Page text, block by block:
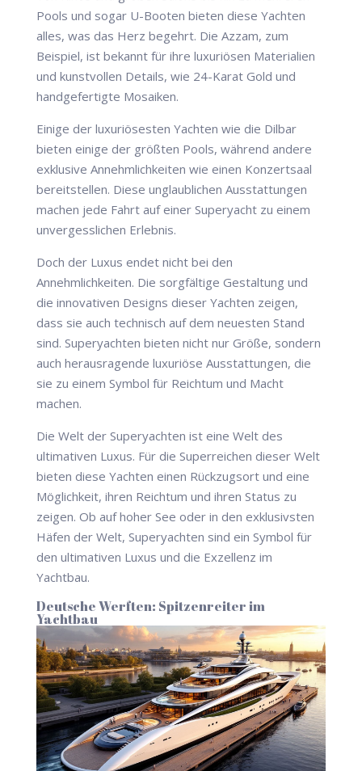
Pools und sogar U-Booten bieten diese Yachten
alles, was das Herz begehrt. Die Azzam, zum
Beispiel, ist bekannt für ihre luxuriösen Materialien
und kunstvollen Details, wie 24-Karat Gold und
handgefertigte Mosaiken.
Einige der luxuriösesten Yachten wie die Dilbar
bieten einige der größten Pools, während andere
exklusive Annehmlichkeiten wie einen Konzertsaal
bereitstellen. Diese unglaublichen Ausstattungen
machen jede Fahrt auf einer Superyacht zu einem
unvergesslichen Erlebnis.
Doch der Luxus endet nicht bei den
Annehmlichkeiten. Die sorgfältige Gestaltung und
die innovativen Designs dieser Yachten zeigen,
dass sie auch technisch auf dem neuesten Stand
sind. Superyachten bieten nicht nur Größe, sondern
auch herausragende luxuriöse Ausstattungen, die
sie zu einem Symbol für Reichtum und Macht
machen.
Die Welt der Superyachten ist eine Welt des
ultimativen Luxus. Für die Superreichen dieser Welt
bieten diese Yachten einen Rückzugsort und eine
Möglichkeit, ihren Reichtum und ihren Status zu
zeigen. Ob auf hoher See oder in den exklusivsten
Häfen der Welt, Superyachten sind ein Symbol für
den ultimativen Luxus und die Exzellenz im
Yachtbau.
Deutsche Werften: Spitzenreiter im
Yachtbau